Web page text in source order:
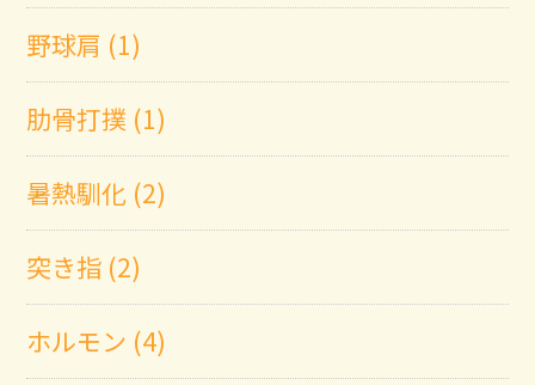
野球肩 (1)
肋骨打撲 (1)
暑熱馴化 (2)
突き指 (2)
ホルモン (4)